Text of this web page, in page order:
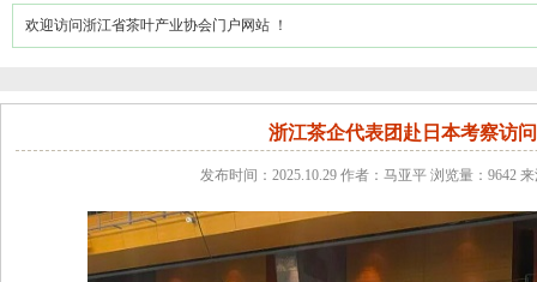
欢迎访问浙江省茶叶产业协会门户网站 ！
浙江茶企代表团赴日本考察访问
发布时间：2025.10.29 作者：马亚平 浏览量：9642